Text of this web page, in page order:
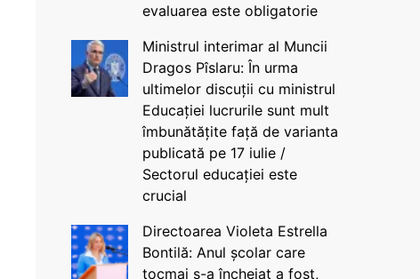
evaluarea este obligatorie
Ministrul interimar al Muncii
Dragos Pîslaru: În urma
ultimelor discuții cu ministrul
Educației lucrurile sunt mult
îmbunătățite față de varianta
publicată pe 17 iulie /
Sectorul educației este
crucial
Directoarea Violeta Estrella
Bontilă: Anul școlar care
tocmai s-a încheiat a fost,